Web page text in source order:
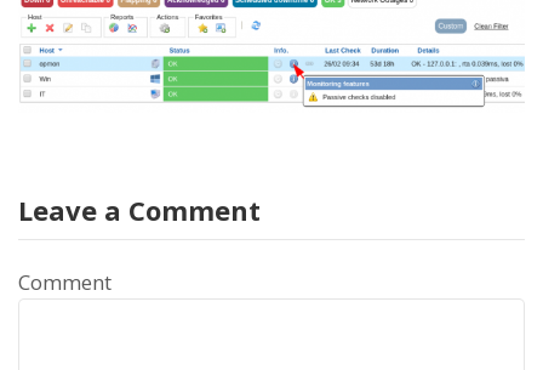
Leave a Comment
Comment